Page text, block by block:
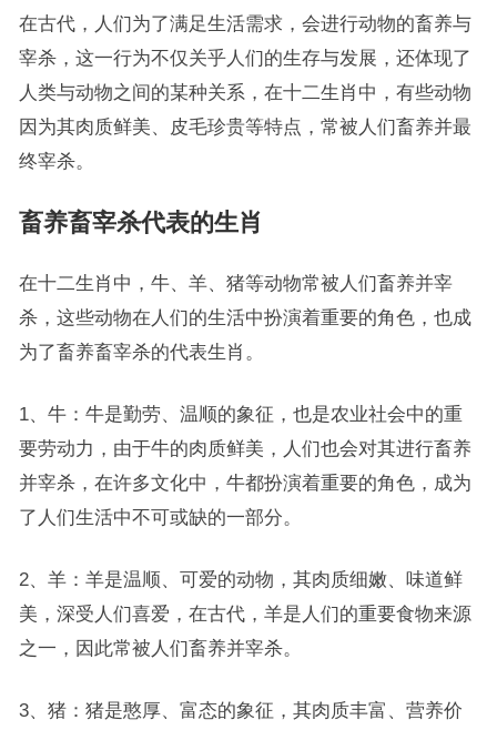
在古代，人们为了满足生活需求，会进行动物的畜养与
宰杀，这一行为不仅关乎人们的生存与发展，还体现了
人类与动物之间的某种关系，在十二生肖中，有些动物
因为其肉质鲜美、皮毛珍贵等特点，常被人们畜养并最
终宰杀。
畜养畜宰杀代表的生肖
在十二生肖中，牛、羊、猪等动物常被人们畜养并宰
杀，这些动物在人们的生活中扮演着重要的角色，也成
为了畜养畜宰杀的代表生肖。
1、牛：牛是勤劳、温顺的象征，也是农业社会中的重
要劳动力，由于牛的肉质鲜美，人们也会对其进行畜养
并宰杀，在许多文化中，牛都扮演着重要的角色，成为
了人们生活中不可或缺的一部分。
2、羊：羊是温顺、可爱的动物，其肉质细嫩、味道鲜
美，深受人们喜爱，在古代，羊是人们的重要食物来源
之一，因此常被人们畜养并宰杀。
3、猪：猪是憨厚、富态的象征，其肉质丰富、营养价